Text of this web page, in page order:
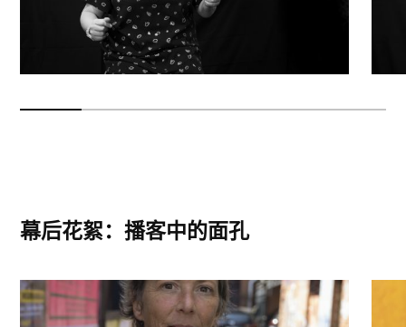
幕后花絮：播客中的面孔
Ele，AIVL 副首席执行官